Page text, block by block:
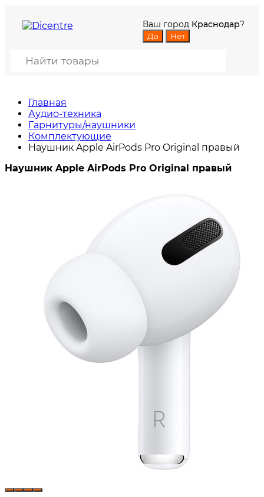
Ваш город Краснодар?
Главная
Аудио-техника
Гарнитуры/наушники
Комплектующие
Наушник Apple AirPods Pro Original правый
Наушник Apple AirPods Pro Original правый